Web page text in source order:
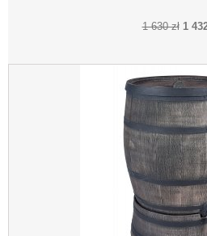
1 630 zł 1